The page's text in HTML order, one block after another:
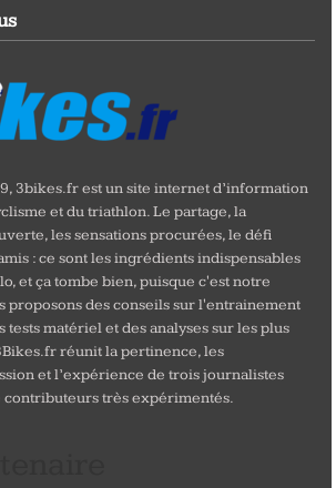
3bikes.fr est un site internet d’information
et du triathlon. Le partage, la
les sensations procurées, le défi
: ce sont les ingrédients indispensables
et ça tombe bien, puisque c'est notre
proposons des conseils sur l'entrainement
tests matériel et des analyses sur les plus
réunit la pertinence, les
et l’expérience de trois journalistes
contributeurs très expérimentés.